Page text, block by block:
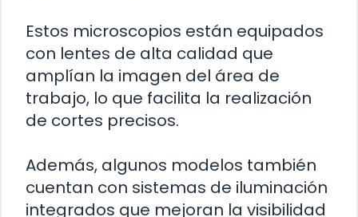
Estos microscopios están equipados
con lentes de alta calidad que
amplían la imagen del área de
trabajo, lo que facilita la realización
de cortes precisos.
Además, algunos modelos también
cuentan con sistemas de iluminación
integrados que mejoran la visibilidad